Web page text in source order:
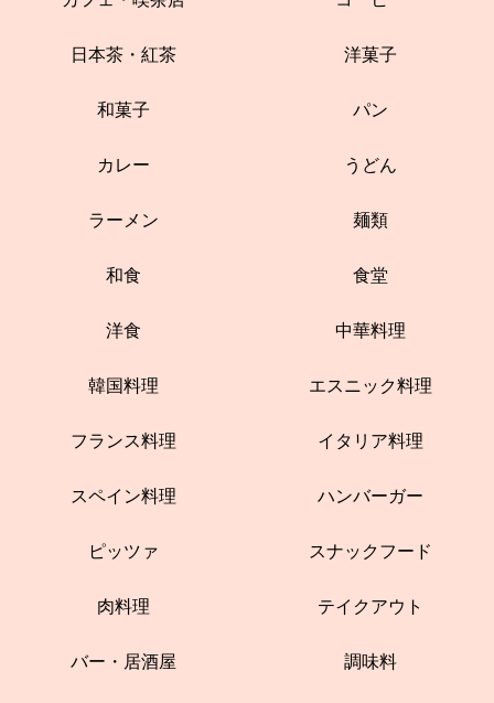
日本茶・紅茶 洋菓子
和菓子 パン
カレー うどん
ラーメン 麺類
和食 食堂
洋食 中華料理
韓国料理 エスニック料理
フランス料理 イタリア料理
スペイン料理 ハンバーガー
ピッツァ スナックフード
肉料理 テイクアウト
バー・居酒屋 調味料